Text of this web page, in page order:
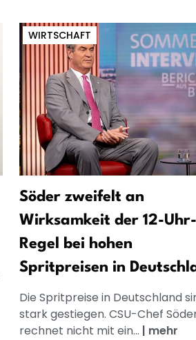
WIRTSCHAFT
Söder zweifelt an
Wirksamkeit der 12-Uhr-
Regel bei hohen
Spritpreisen in
Die Spritpreise in Deutschland
stark gestiegen. CSU-Chef
rechnet nicht mit ein... | mehr